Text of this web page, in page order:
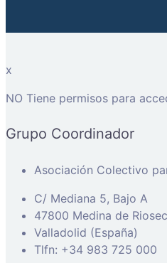
x
NO Tiene permisos para
Grupo Coordinador
Asociación Colectivo
C/ Mediana 5, Bajo A
47800 Medina de
Valladolid (España)
Tlfn: +34 983 725 000